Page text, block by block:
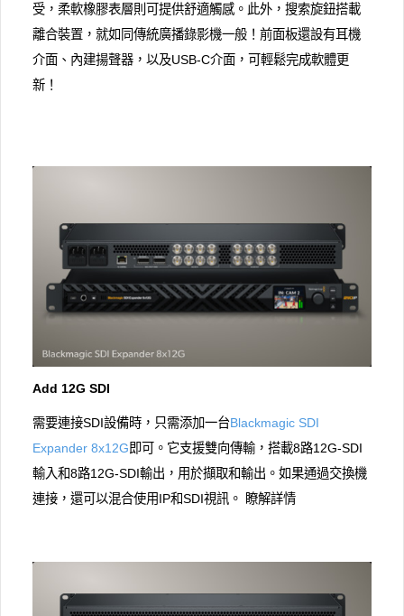
受，柔軟橡膠表層則可提供舒適觸感。此外，搜索旋鈕搭載
離合裝置，就如同傳統廣播錄影機一般！前面板還設有耳機
介面、內建揚聲器，以及USB-C介面，可輕鬆完成軟體更
新！
Add 12G SDI
需要連接SDI設備時，只需添加一台Blackmagic SDI
Expander 8x12G即可。它支援雙向傳輸，搭載8路12G-SDI
輸入和8路12G-SDI輸出，用於擷取和輸出。如果通過交換機
連接，還可以混合使用IP和SDI視訊。 瞭解詳情